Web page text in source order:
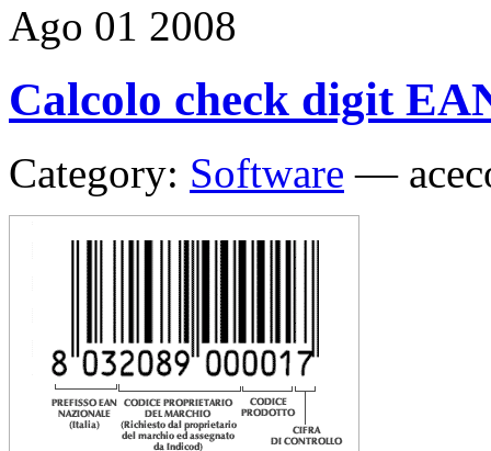
Ago 01 2008
Calcolo check digit
Category: Software —